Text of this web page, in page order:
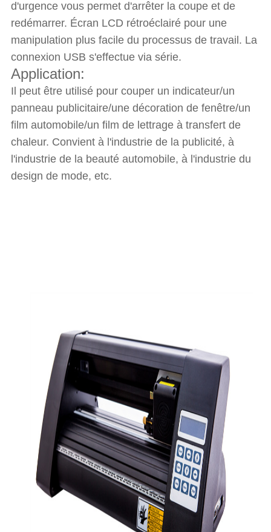
d'urgence vous permet d'arrêter la coupe et de
redémarrer. Écran LCD rétroéclairé pour une
manipulation plus facile du processus de travail. La
connexion USB s'effectue via série.
Application:
Il peut être utilisé pour couper un indicateur/un
panneau publicitaire/une décoration de fenêtre/un
film automobile/un film de lettrage à transfert de
chaleur. Convient à l'industrie de la publicité, à
l'industrie de la beauté automobile, à l'industrie du
design de mode, etc.